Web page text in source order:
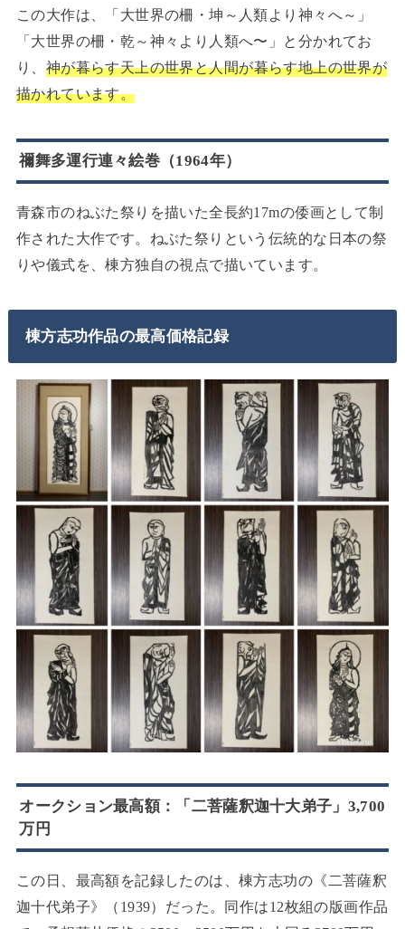
この大作は、「大世界の柵・坤～人類より神々へ～」
「大世界の柵・乾～神々より人類へ〜」と分かれてお
り、 神が暮らす天上の世界と人間が暮らす地上の世界が
描かれています。
禰舞多運行連々絵巻（1964年）
青森市のねぶた祭りを描いた全長約17mの倭画として制
作された大作です。ねぶた祭りという伝統的な日本の祭
りや儀式を、棟方独自の視点で描いています。
棟方志功作品の最高価格記録
オークション最高額：「二菩薩釈迦十大弟子」3,700
万円
この日、最高額を記録したのは、棟方志功の《二菩薩釈
迦十代弟子》（1939）だった。同作は12枚組の版画作品